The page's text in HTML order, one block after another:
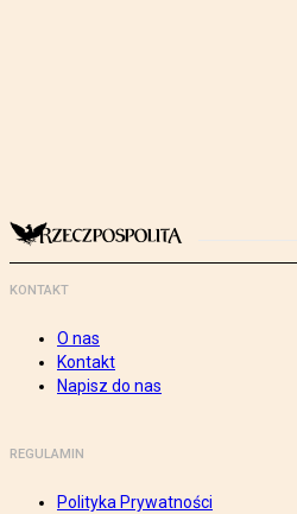
KONTAKT
O nas
Kontakt
Napisz do nas
REGULAMIN
Polityka Prywatności